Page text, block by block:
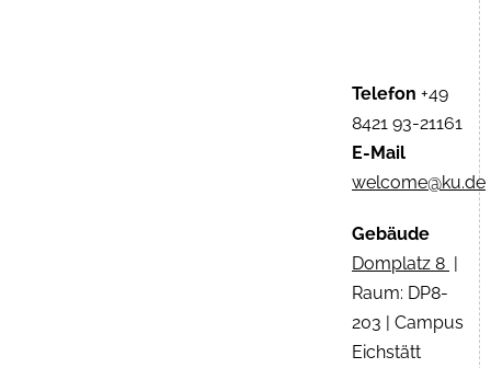
Telefon +49
8421 93-21161
E-Mail
welcome@ku.de
Gebäude
Domplatz 8 |
Raum: DP8-
203 | Campus
Eichstätt